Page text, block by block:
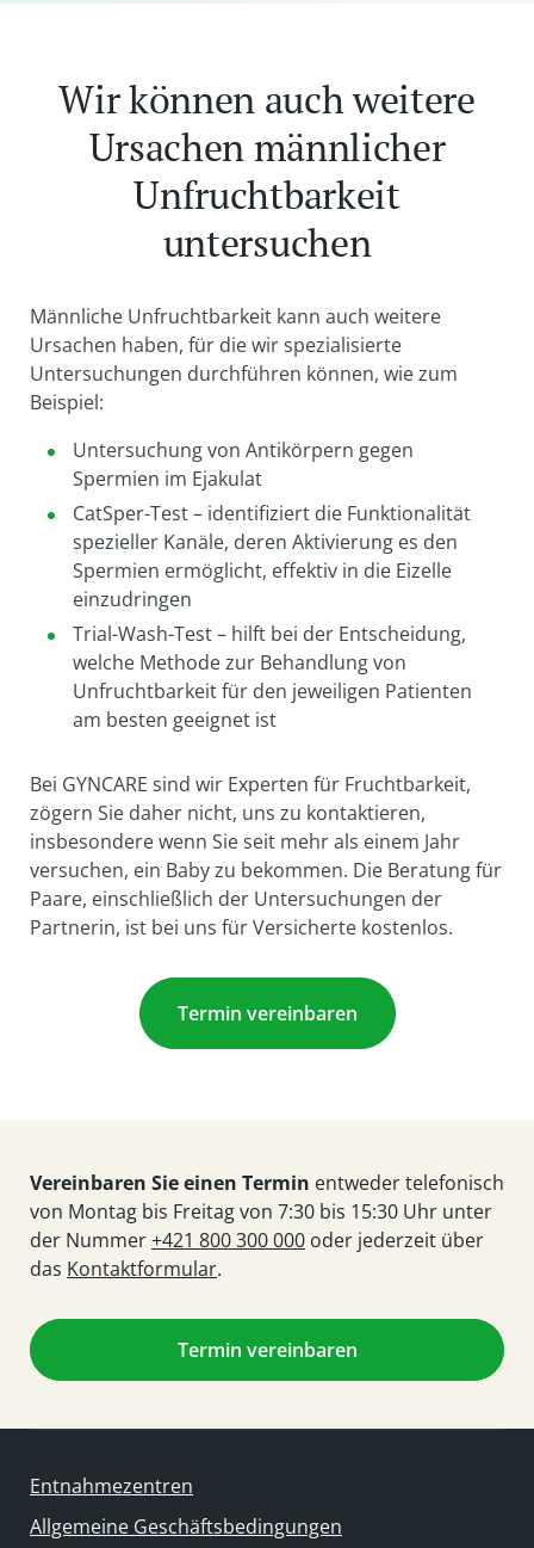
Wir können auch weitere
Ursachen männlicher
Unfruchtbarkeit
untersuchen
Männliche Unfruchtbarkeit kann auch weitere
Ursachen haben, für die wir spezialisierte
Untersuchungen durchführen können, wie zum
Beispiel:
Untersuchung von Antikörpern gegen
Spermien im Ejakulat
CatSper-Test – identifiziert die Funktionalität
spezieller Kanäle, deren Aktivierung es den
Spermien ermöglicht, effektiv in die Eizelle
einzudringen
Trial-Wash-Test – hilft bei der Entscheidung,
welche Methode zur Behandlung von
Unfruchtbarkeit für den jeweiligen Patienten
am besten geeignet ist
Bei GYNCARE sind wir Experten für Fruchtbarkeit,
zögern Sie daher nicht, uns zu kontaktieren,
insbesondere wenn Sie seit mehr als einem Jahr
versuchen, ein Baby zu bekommen. Die Beratung für
Paare, einschließlich der Untersuchungen der
Partnerin, ist bei uns für Versicherte kostenlos.
Termin vereinbaren
Vereinbaren Sie einen Termin entweder telefonisch
von Montag bis Freitag von 7:30 bis 15:30 Uhr unter
der Nummer+421 800 300 000 oder jederzeit über
das Kontaktformular.
Termin vereinbaren
Entnahmezentren
Allgemeine Geschäftsbedingungen